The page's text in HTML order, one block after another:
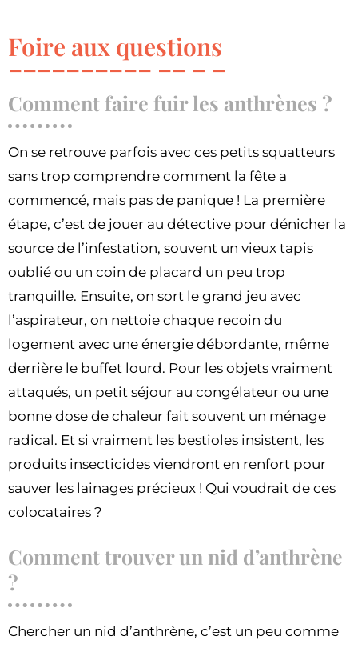
Foire aux questions
Comment faire fuir les anthrènes ?
On se retrouve parfois avec ces petits squatteurs
sans trop comprendre comment la fête a
commencé, mais pas de panique ! La première
étape, c’est de jouer au détective pour dénicher la
source de l’infestation, souvent un vieux tapis
oublié ou un coin de placard un peu trop
tranquille. Ensuite, on sort le grand jeu avec
l’aspirateur, on nettoie chaque recoin du
logement avec une énergie débordante, même
derrière le buffet lourd. Pour les objets vraiment
attaqués, un petit séjour au congélateur ou une
bonne dose de chaleur fait souvent un ménage
radical. Et si vraiment les bestioles insistent, les
produits insecticides viendront en renfort pour
sauver les lainages précieux ! Qui voudrait de ces
colocataires ?
Comment trouver un nid d’anthrène
?
Chercher un nid d’anthrène, c’est un peu comme